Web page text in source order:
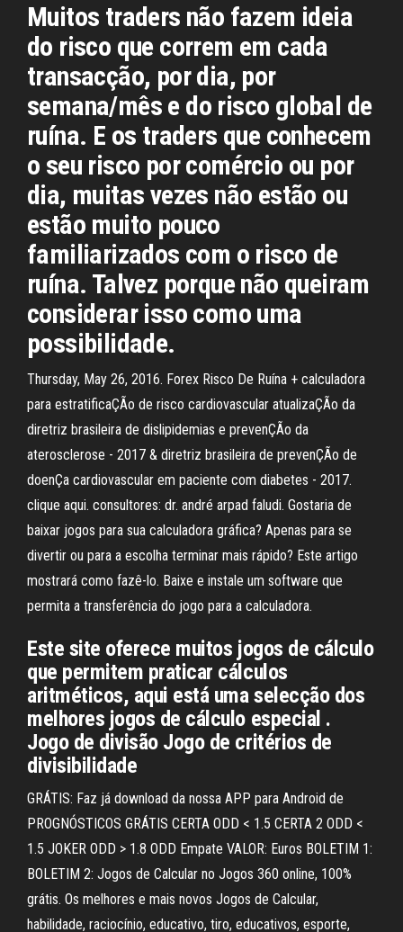
Muitos traders não fazem ideia
do risco que correm em cada
transacção, por dia, por
semana/mês e do risco global de
ruína. E os traders que conhecem
o seu risco por comércio ou por
dia, muitas vezes não estão ou
estão muito pouco
familiarizados com o risco de
ruína. Talvez porque não queiram
considerar isso como uma
possibilidade.
Thursday, May 26, 2016. Forex Risco De Ruína + calculadora
para estratificaÇÃo de risco cardiovascular atualizaÇÃo da
diretriz brasileira de dislipidemias e prevenÇÃo da
aterosclerose - 2017 & diretriz brasileira de prevenÇÃo de
doenÇa cardiovascular em paciente com diabetes - 2017.
clique aqui. consultores: dr. andré arpad faludi. Gostaria de
baixar jogos para sua calculadora gráfica? Apenas para se
divertir ou para a escolha terminar mais rápido? Este artigo
mostrará como fazê-lo. Baixe e instale um software que
permita a transferência do jogo para a calculadora.
Este site oferece muitos jogos de cálculo
que permitem praticar cálculos
aritméticos, aqui está uma selecção dos
melhores jogos de cálculo especial .
Jogo de divisão Jogo de critérios de
divisibilidade
GRÁTIS: Faz já download da nossa APP para Android de
PROGNÓSTICOS GRÁTIS CERTA ODD < 1.5 CERTA 2 ODD <
1.5 JOKER ODD > 1.8 ODD Empate VALOR: Euros BOLETIM 1:
BOLETIM 2: Jogos de Calcular no Jogos 360 online, 100%
grátis. Os melhores e mais novos Jogos de Calcular,
habilidade, raciocínio, educativo, tiro, educativos, esporte,